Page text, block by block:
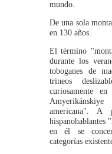
mundo.
De una sola
en 130 años.
El término
durante los
toboganes de
trineos
curiosamente
americana". A
hispanohablantes
en él se
categorías